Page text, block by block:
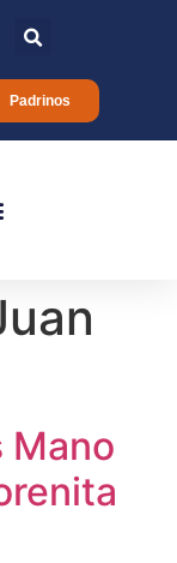
Padrinos
Mano